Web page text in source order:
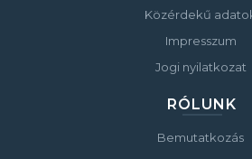
Közérdekű
Impresszum
Jogi nyilatkozat
RÓLUNK
Bemutatkozás